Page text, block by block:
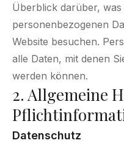
Überblick darüber,
personenbezogenen
Website besuchen.
alle Daten, mit denen
werden können.
2. Allgemeine
Datenschutz